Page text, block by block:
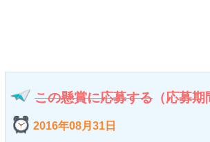
この懸賞に応募する （応募期
2016年08月31日